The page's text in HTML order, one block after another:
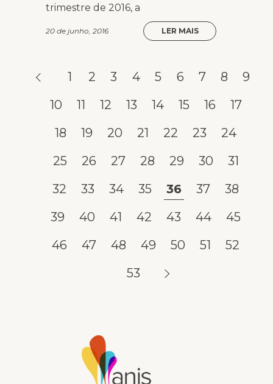
trimestre de 2016, a
20 de junho, 2016 LER MAIS
1 2 3 4 5 6 7 8
9
10
11 12 13 14 15 16
17
18
19 20 21 22 23
24
25
26 27 28 29 30
31
32
33 34 35 36 37
38
39
40 41 42 43 44
45
46
47 48 49 50 51
52
53